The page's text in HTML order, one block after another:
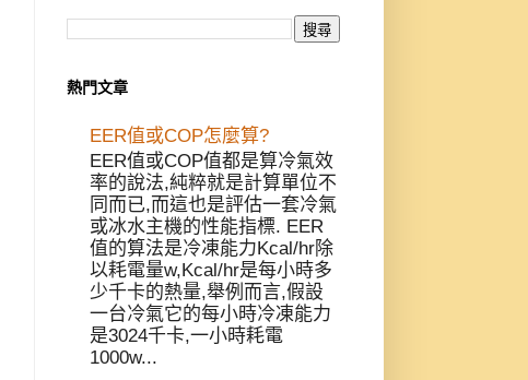
熱門文章
EER值或COP怎麼算?
EER值或COP值都是算冷氣效
率的說法,純粹就是計算單位不
同而已,而這也是評估一套冷氣
或冰水主機的性能指標. EER
值的算法是冷凍能力Kcal/hr除
以耗電量w,Kcal/hr是每小時多
少千卡的熱量,舉例而言,假設
一台冷氣它的每小時冷凍能力
是3024千卡,一小時耗電
1000w...